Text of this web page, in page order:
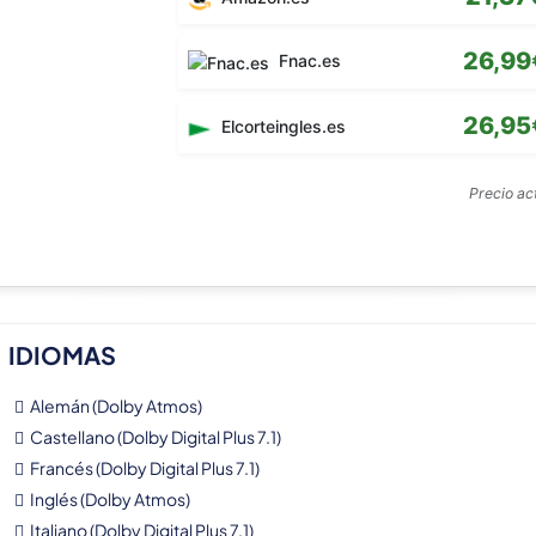
Fnac.es
Elcorteingles.es
Precio
IDIOMAS
Alemán (Dolby Atmos)
Castellano (Dolby Digital Plus 7.1)
Francés (Dolby Digital Plus 7.1)
Inglés (Dolby Atmos)
Italiano (Dolby Digital Plus 7.1)